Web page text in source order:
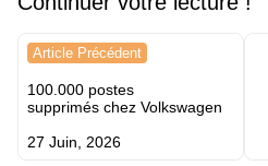
Navigation
l’article
Article Précédent
100.000 postes
supprimés chez Volkswagen
27 Juin, 2026